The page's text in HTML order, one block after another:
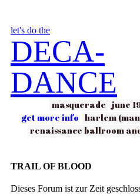
let's do the
DECA-
DANCE
june
masquerade
harlem
get more info
renaissance ballroom
TRAIL OF BLOOD
Dieses Forum ist zur Zeit